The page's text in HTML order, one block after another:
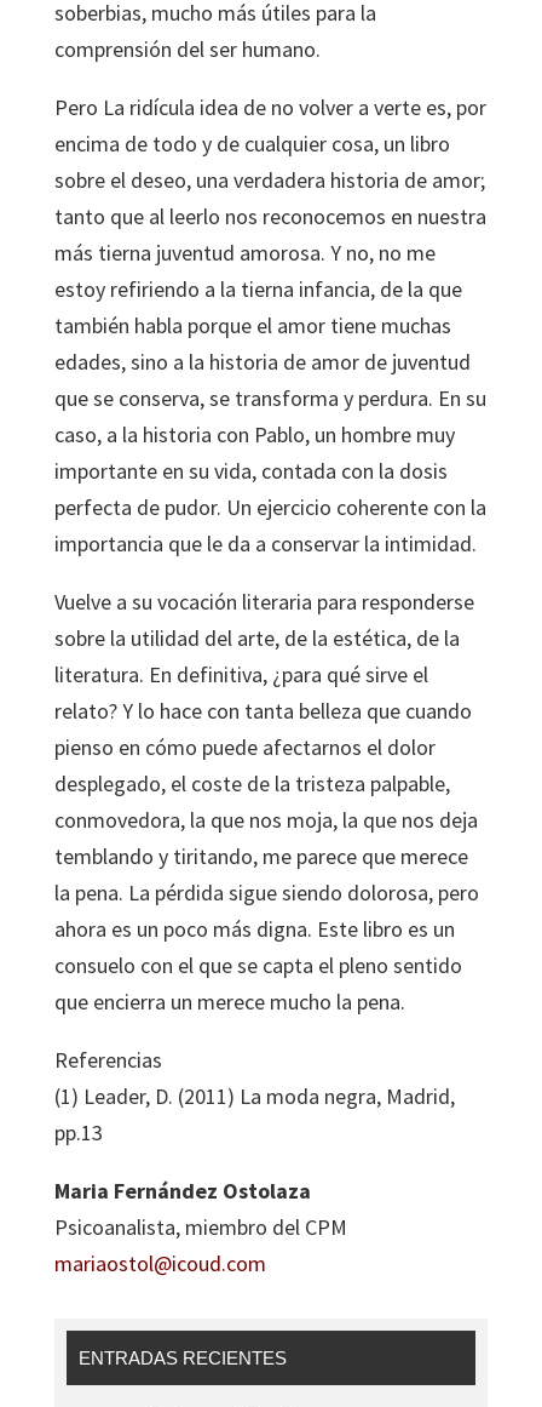
soberbias, mucho más útiles para la
comprensión del ser humano.
Pero La ridícula idea de no volver a verte es, por
encima de todo y de cualquier cosa, un libro
sobre el deseo, una verdadera historia de amor;
tanto que al leerlo nos reconocemos en nuestra
más tierna juventud amorosa. Y no, no me
estoy refiriendo a la tierna infancia, de la que
también habla porque el amor tiene muchas
edades, sino a la historia de amor de juventud
que se conserva, se transforma y perdura. En su
caso, a la historia con Pablo, un hombre muy
importante en su vida, contada con la dosis
perfecta de pudor. Un ejercicio coherente con la
importancia que le da a conservar la intimidad.
Vuelve a su vocación literaria para responderse
sobre la utilidad del arte, de la estética, de la
literatura. En definitiva, ¿para qué sirve el
relato? Y lo hace con tanta belleza que cuando
pienso en cómo puede afectarnos el dolor
desplegado, el coste de la tristeza palpable,
conmovedora, la que nos moja, la que nos deja
temblando y tiritando, me parece que merece
la pena. La pérdida sigue siendo dolorosa, pero
ahora es un poco más digna. Este libro es un
consuelo con el que se capta el pleno sentido
que encierra un merece mucho la pena.
Referencias
(1) Leader, D. (2011) La moda negra, Madrid,
pp.13
Maria Fernández Ostolaza
Psicoanalista, miembro del CPM
mariaostol@icoud.com
ENTRADAS RECIENTES